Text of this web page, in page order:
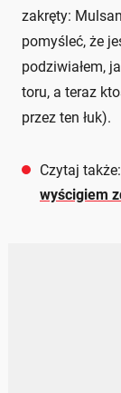
zakręty:
pomyśleć, że
podziwiałem,
toru, a teraz
przez ten łuk).
Czytaj także:
wyścigiem